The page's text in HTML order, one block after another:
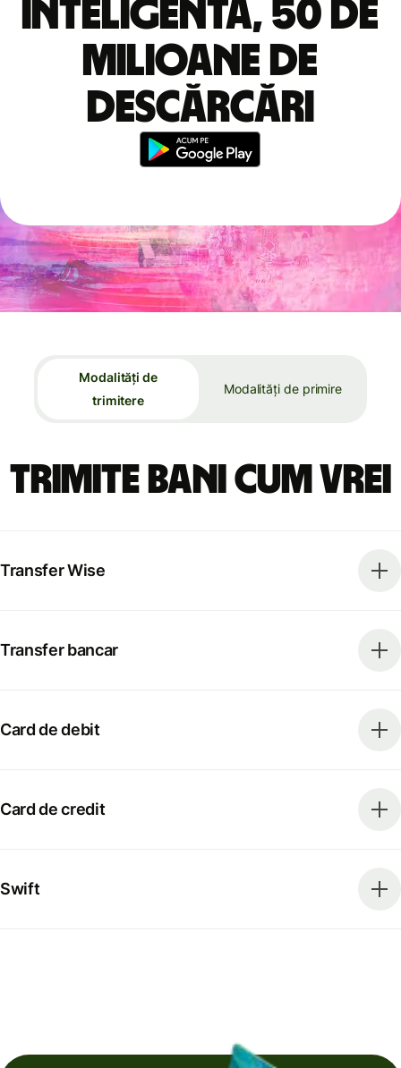
inteligentă, 50 de
milioane de
descărcări
Modalități de
trimitere
Modalități de primire
Trimite bani cum vrei
Transfer Wise
Transfer bancar
Card de debit
Card de credit
Swift